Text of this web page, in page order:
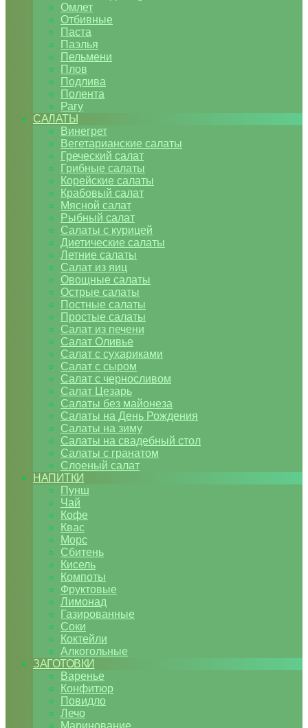
Омлет
Отбивные
Паста
Паэлья
Пельмени
Плов
Подлива
Полента
Рагу
САЛАТЫ
Винегрет
Вегетарианские салаты
Греческий салат
Грибные салаты
Корейские салаты
Крабовый салат
Мясной салат
Рыбный салат
Салаты с курицей
Диетические салаты
Летние салаты
Салат из яиц
Овощные салаты
Острые салаты
Постные салаты
Простые салаты
Салат из печени
Салат Оливье
Салат с сухариками
Салат с сыром
Салат с черносливом
Салат Цезарь
Салаты без майонеза
Салаты на День Рождения
Салаты на зиму
Салаты на свадебный стол
Салаты с гранатом
Слоеный салат
НАПИТКИ
Пунш
Чай
Кофе
Квас
Морс
Сбитень
Кисель
Компоты
Фруктовые
Лимонад
Газированные
Соки
Коктейли
Алкогольные
ЗАГОТОВКИ
Варенье
Конфитюр
Повидло
Лечо
Маринование